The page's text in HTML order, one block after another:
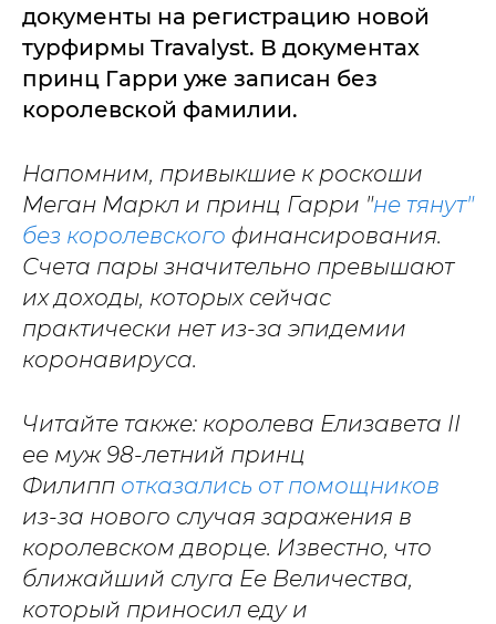
документы на регистрацию новой
турфирмы Travalyst. В документах
принц Гарри уже записан без
королевской фамилии.
Напомним, привыкшие к роскоши
Меган Маркл и принц Гарри "не тянут"
без королевского финансирования.
Счета пары значительно превышают
их доходы, которых сейчас
практически нет из-за эпидемии
коронавируса.
Читайте также: королева Елизавета II
ее муж 98-летний принц
Филипп отказались от помощников
из-за нового случая заражения в
королевском дворце. Известно, что
ближайший слуга Ее Величества,
который приносил еду и